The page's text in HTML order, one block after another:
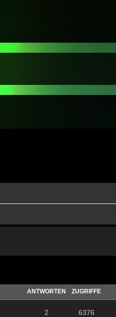
ANTWORTEN ZUGRIFFE
2 6376